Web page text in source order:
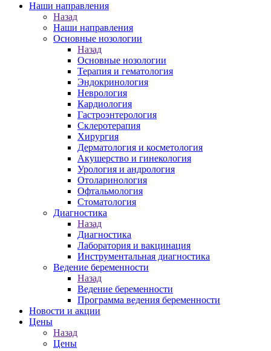
Наши направления
Назад
Наши направления
Основные нозологии
Назад
Основные нозологии
Терапия и гематология
Эндокринология
Неврология
Кардиология
Гастроэнтерология
Склеротерапия
Хирургия
Дерматология и косметология
Акушерство и гинекология
Урология и андрология
Отоларинология
Офтальмология
Стоматология
Диагностика
Назад
Диагностика
Лаборатория и вакцинация
Инструментальная диагностика
Ведение беременности
Назад
Ведение беременности
Программа ведения беременности
Новости и акции
Цены
Назад
Цены